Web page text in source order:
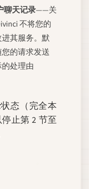
聊天记录——关
不将您的
其服务。默
的请求发送
处理由
状态（完全本
停止第 2 节至